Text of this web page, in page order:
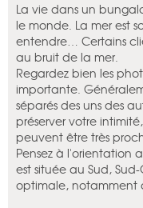
La vie dans un
le monde. La mer est
entendre… Certains
au bruit de la mer.
Regardez bien les
importante.
séparés des uns des
préserver votre intimité,
peuvent être très
Pensez à l'orientation
est située au Sud,
optimale, notamment